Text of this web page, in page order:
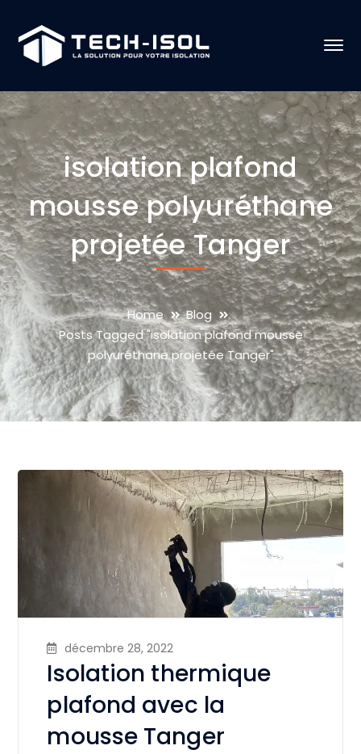
isolation plafond
mousse polyuréthane
projetée Tanger
Home
Blog
Posts Tagged "isolation plafond mousse
polyuréthane projetée Tanger"
décembre 28, 2022
Isolation thermique
plafond avec la
mousse Tanger